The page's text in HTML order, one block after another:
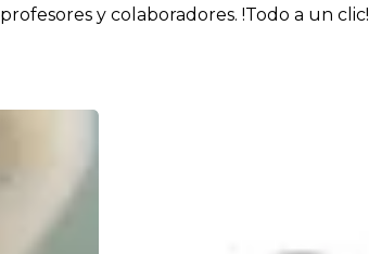
y colaboradores. !Todo a un clic!